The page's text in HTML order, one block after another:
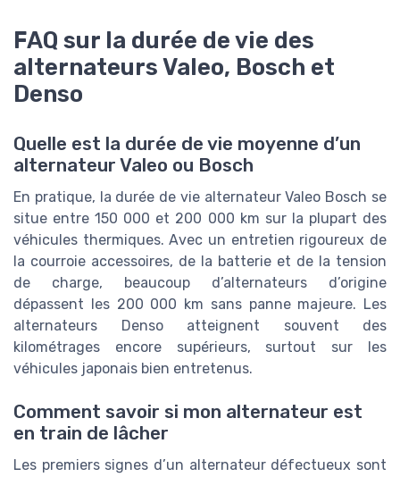
FAQ sur la durée de vie des
alternateurs Valeo, Bosch et
Denso
Quelle est la durée de vie moyenne d’un
alternateur Valeo ou Bosch
En pratique, la durée de vie alternateur Valeo Bosch se
situe entre 150 000 et 200 000 km sur la plupart des
véhicules thermiques. Avec un entretien rigoureux de
la courroie accessoires, de la batterie et de la tension
de charge, beaucoup d’alternateurs d’origine
dépassent les 200 000 km sans panne majeure. Les
alternateurs Denso atteignent souvent des
kilométrages encore supérieurs, surtout sur les
véhicules japonais bien entretenus.
Comment savoir si mon alternateur est
en train de lâcher
Les premiers signes d’un alternateur défectueux sont